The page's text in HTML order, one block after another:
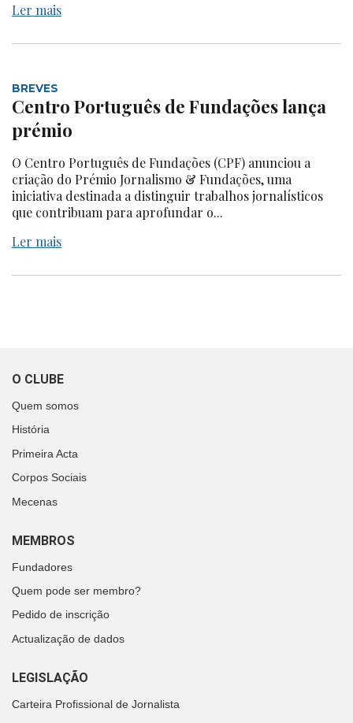
Ler mais
BREVES
Centro Português de Fundações lança
prémio
O Centro Português de Fundações (CPF) anunciou a
criação do Prémio Jornalismo & Fundações, uma
iniciativa destinada a distinguir trabalhos jornalísticos
que contribuam para aprofundar o...
Ler mais
O CLUBE
Quem somos
História
Primeira Acta
Corpos Sociais
Mecenas
MEMBROS
Fundadores
Quem pode ser membro?
Pedido de inscrição
Actualização de dados
LEGISLAÇÃO
Carteira Profissional de Jornalista